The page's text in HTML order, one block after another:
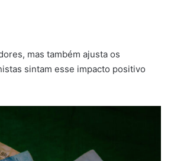
mas também ajusta os
sintam esse impacto positivo